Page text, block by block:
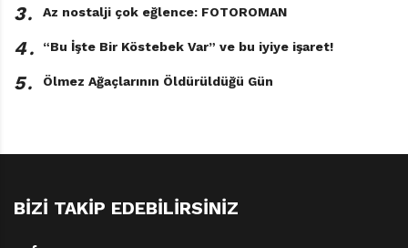
3․ Az nostalji çok eğlence: FOTOROMAN
4․ “Bu İşte Bir Köstebek Var” ve bu iyiye işaret!
5․ Ölmez Ağaçlarının Öldürüldüğü Gün
BIZI TAKIP EDEBILIRSINIZ